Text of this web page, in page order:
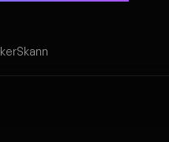
Skann